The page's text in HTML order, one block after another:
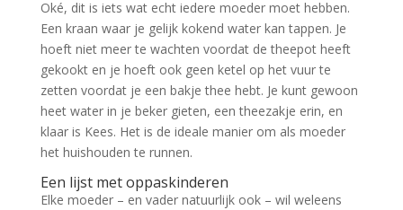
Oké, dit is iets wat echt iedere moeder moet hebben.
Een kraan waar je gelijk kokend water kan tappen. Je
hoeft niet meer te wachten voordat de theepot heeft
gekookt en je hoeft ook geen ketel op het vuur te
zetten voordat je een bakje thee hebt. Je kunt gewoon
heet water in je beker gieten, een theezakje erin, en
klaar is Kees. Het is de ideale manier om als moeder
het huishouden te runnen.
Een lijst met oppaskinderen
Elke moeder – en vader natuurlijk ook – wil weleens